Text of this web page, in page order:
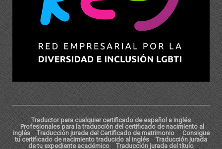
Traductor para cualquier certificado de español a inglés
Profesionales para la traducción del certificado de nacimiento al
inglés
Traducción jurada del Certificado de matrimonio
Consigue
tu certificado de nacimiento traducido al inglés
Traducción jurada
de tu expediente académico
Traducción jurada del título